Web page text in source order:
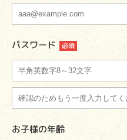
パスワード
お子様の年齢